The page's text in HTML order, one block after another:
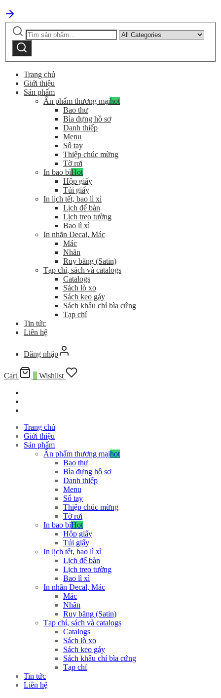
Tìm
kiếm:
Narrow
by
Tìm
kiếm
Trang chủ
Giới thiệu
Sản phẩm
Ấn phẩm thương mạihot
Bao thư
Bìa đựng hồ sơ
Danh thiếp
Menu
Sổ tay
Thiệp chúc mừng
Tờ rơi
In bao bìHot
Hộp giấy
Túi giấy
In lịch tết, bao lì xì
Lịch để bàn
Lịch treo tường
Bao lì xì
In nhãn Decal, Mác
Mác
Nhãn
Ruy băng (Satin)
Tạp chí, sách và catalogs
Catalogs
Sách lò xo
Sách keo gáy
Sách khâu chỉ bìa cứng
Tạp chí
Tin tức
Liên hệ
Đăng nhập
Cart Wishlist
Trang chủ
Giới thiệu
Sản phẩm
Ấn phẩm thương mạihot
Bao thư
Bìa đựng hồ sơ
Danh thiếp
Menu
Sổ tay
Thiệp chúc mừng
Tờ rơi
In bao bìHot
Hộp giấy
Túi giấy
In lịch tết, bao lì xì
Lịch để bàn
Lịch treo tường
Bao lì xì
In nhãn Decal, Mác
Mác
Nhãn
Ruy băng (Satin)
Tạp chí, sách và catalogs
Catalogs
Sách lò xo
Sách keo gáy
Sách khâu chỉ bìa cứng
Tạp chí
Tin tức
Liên hệ